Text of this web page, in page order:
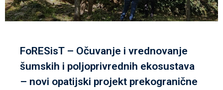
FoRESisT – Očuvanje i vrednovanje
šumskih i poljoprivrednih ekosustava
– novi opatijski projekt prekogranične